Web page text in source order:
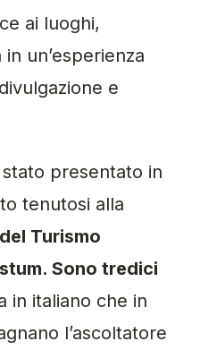
ai luoghi,
un’esperienza
e
presentato in
tenutosi alla
Turismo
Sono tredici
in italiano che in
l’ascoltatore